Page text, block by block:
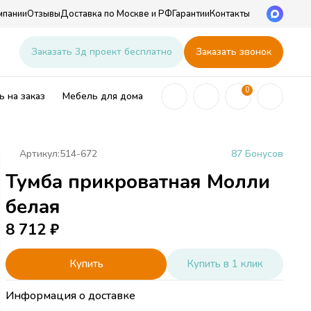
ОтзывыДоставка по Москве и РФГарантииКонтакты
Заказать 3д проект бесплатно Заказать звонок
на заказ Мебель для дома 0
Артикул:514-672 87 Бонусов
Тумба прикроватная Молли
белая
8 712 ₽
Купить Купить в 1 клик
Информация о доставке